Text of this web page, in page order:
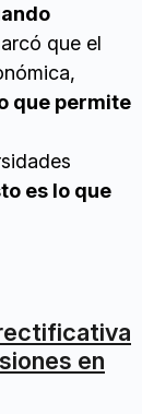
que el
que permite
es lo que
en